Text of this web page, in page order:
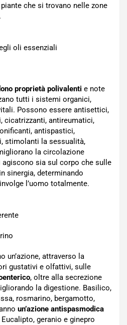
che si trovano nelle zone
oli essenziali
proprietà polivalenti e note
tutti i sistemi organici,
Possono essere antisettici,
cicatrizzanti, antireumatici,
antispastici,
stimolanti la sessualità,
la circolazione
sia sul corpo che sulle
sinergia, determinando
l’uomo totalmente.
un’azione, attraverso la
gustativi e olfattivi, sulle
, oltre alla secrezione
la digestione. Basilico,
rosmarino, bergamotto,
un’azione antispasmodica
geranio e ginepro